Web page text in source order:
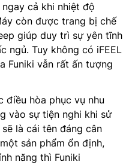
cả khi nhiệt độ
còn được trang bị chế
giúp duy trì sự yên tĩnh
ngủ. Tuy không có iFEEL
Funiki vẫn rất ấn tượng
điều hòa phục vụ nhu
vào sự tiện nghi khi sử
là cái tên đáng cân
sản phẩm ổn định,
năng thì Funiki